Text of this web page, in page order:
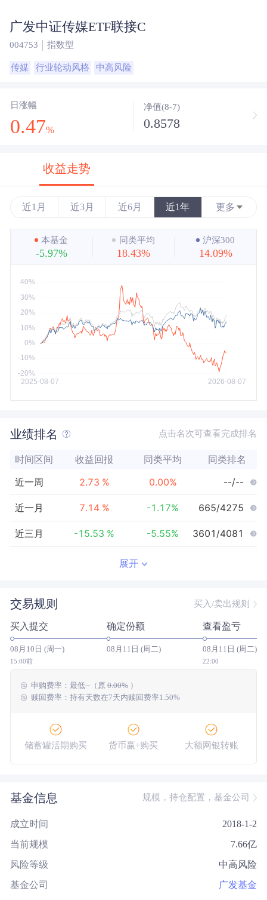
广发中证传媒ETF联接C
004753 指数型
传媒 行业轮动风格 中高风险
日涨幅
0.47%
净值(8-7)
0.8578
收益走势
近1月 近3月 近6月 近1年 更多
近3年
近5年
本基金
-5.97%
同类平均
18.43%
沪深300
14.09%
业绩排名 点击名次可查看完成排名
时间区间 收益回报 同类平均 同类排名
近一周 2.73 % 0.00% --/--
近一月 7.14 % -1.17% 665/4275
近三月 -15.53 % -5.55% 3601/4081
近三年 1433/1789
近五年 28.49% 10.08% 262/1133
今年以来 3418/3837
成立以来 -14.22 %
展开
交易规则 买入/卖出规则
买入提交
08月10日 (周一)
15:00前
确定份额
08月11日 (周二)
查看盈亏
08月11日 (周二)
22:00
申购费率： 最低--（原 0.00%）
赎回费率：持有天数在7天内赎回费率1.50%
储蓄罐活期购买 货币赢+购买 大额网银转账
基金信息 规模，持仓配置，基金公司
成立时间 2018-1-2
当前规模 7.66亿
风险等级 中高风险
基金公司 广发基金